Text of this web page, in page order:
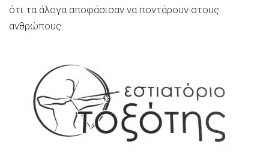
ότι τα άλογα αποφάσισαν να ποντάρουν στους
ανθρώπους.